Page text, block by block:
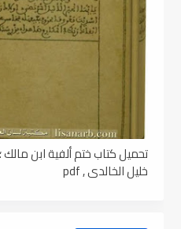
تحميل كتاب ختم ألفية ابن مالك
خليل الخالدي , pdf